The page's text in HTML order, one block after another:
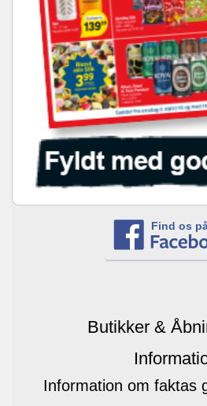
Find os
Butikker &
Information om faktas